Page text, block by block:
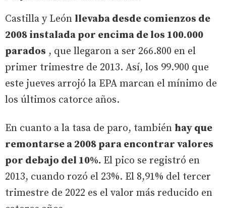
Castilla y León llevaba desde comienzos de
2008 instalada por encima de los 100.000
parados , que llegaron a ser 266.800 en el
primer trimestre de 2013. Así, los 99.900 que
este jueves arrojó la EPA marcan el mínimo de
los últimos catorce años.
En cuanto a la tasa de paro, también hay que
remontarse a 2008 para encontrar valores
por debajo del 10%. El pico se registró en
2013, cuando rozó el 23%. El 8,91% del tercer
trimestre de 2022 es el valor más reducido en